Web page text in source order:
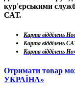
кур'єрськими
САТ.
Карта відділень
Карта відділень
Карта відділень
Отримати товар
УКРАЇНА»